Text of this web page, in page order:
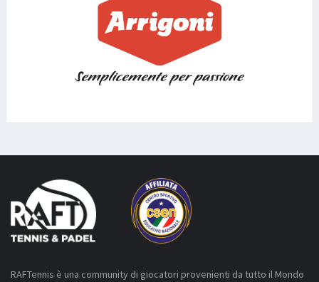
RAFTennis è una community di giocatori provenienti da tutto il Mondo